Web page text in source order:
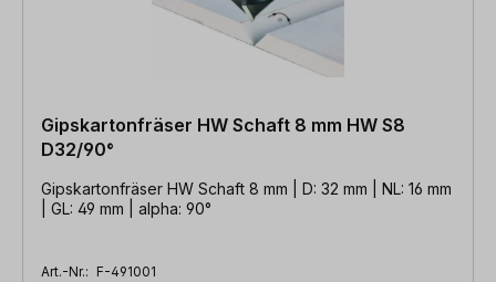
Gipskartonfräser HW Schaft 8 mm HW S8
D32/90°
Gipskartonfräser HW Schaft 8 mm | D: 32 mm | NL: 16 mm
| GL: 49 mm | alpha: 90°
Art.-Nr.: F-491001